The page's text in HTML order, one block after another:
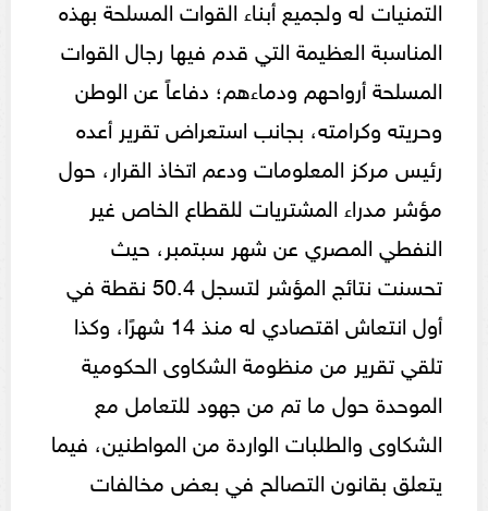
التمنيات له ولجميع أبناء القوات المسلحة بهذه
المناسبة العظيمة التي قدم فيها رجال القوات
المسلحة أرواحهم ودماءهم؛ دفاعاً عن الوطن
وحريته وكرامته، بجانب استعراض تقرير أعده
رئيس مركز المعلومات ودعم اتخاذ القرار، حول
مؤشر مدراء المشتريات للقطاع الخاص غير
النفطي المصري عن شهر سبتمبر، حيث
تحسنت نتائج المؤشر لتسجل 50.4 نقطة في
أول انتعاش اقتصادي له منذ 14 شهرًا، وكذا
تلقي تقرير من منظومة الشكاوى الحكومية
الموحدة حول ما تم من جهود للتعامل مع
الشكاوى والطلبات الواردة من المواطنين، فيما
يتعلق بقانون التصالح في بعض مخالفات